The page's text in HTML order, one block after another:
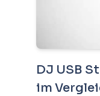
DJ USB
im